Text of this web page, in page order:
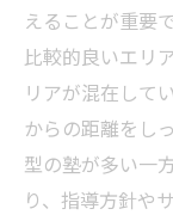
えることが重要
比較的良いエリ
リアが混在して
からの距離をし
型の塾が多い一
り、指導方針や